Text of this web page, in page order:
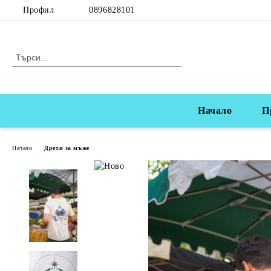
Профил 0896828101
Начало
Начало Дрехи за мъже